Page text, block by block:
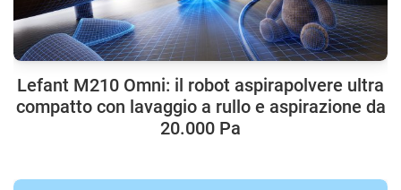
Lefant M210 Omni: il robot aspirapolvere ultra
compatto con lavaggio a rullo e aspirazione da
20.000 Pa